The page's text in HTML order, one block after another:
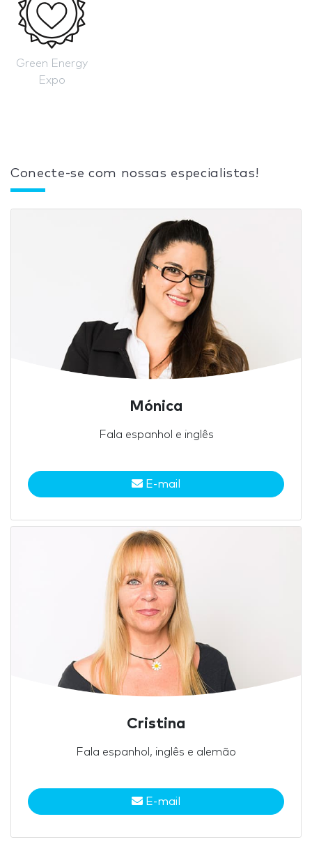
Green Energy
Expo
Conecte-se com nossas especialistas!
Mónica
Fala espanhol e inglês
E-mail
Cristina
Fala espanhol, inglês e alemão
E-mail